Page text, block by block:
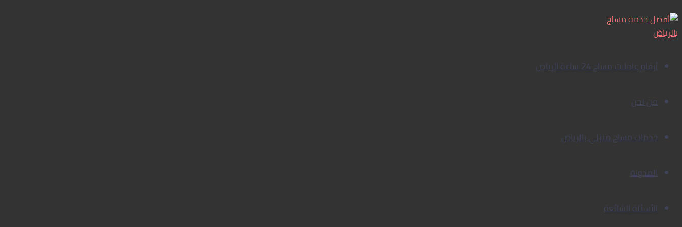
إلى
المحتوى
أرقام عاملات مساج 24 ساعة الرياض
من نحن
خدمات مساج منزلي بالرياض
المدونة
الأسئلة الشائعة
المساج
المنزلي